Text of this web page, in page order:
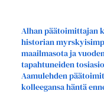
Alhan päätoimittajan
historian
maailmasota ja
tapahtuneiden
Aamulehden
kolleegansa häntä